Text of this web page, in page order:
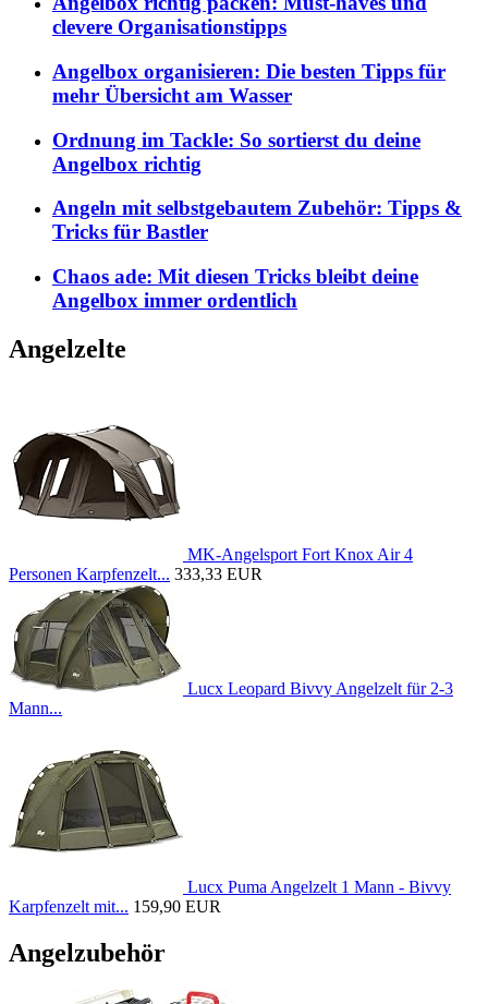
clevere Organisationstipps
Angelbox organisieren: Die besten Tipps für
mehr Übersicht am Wasser
Ordnung im Tackle: So sortierst du deine
Angelbox richtig
Angeln mit selbstgebautem Zubehör: Tipps &
Tricks für Bastler
Chaos ade: Mit diesen Tricks bleibt deine
Angelbox immer ordentlich
Angelzelte
MK-Angelsport Fort Knox Air 4
Personen Karpfenzelt... 333,33 EUR
Lucx Leopard Bivvy Angelzelt für 2-3
Mann...
Lucx Puma Angelzelt 1 Mann - Bivvy
Karpfenzelt mit... 159,90 EUR
Angelzubehör